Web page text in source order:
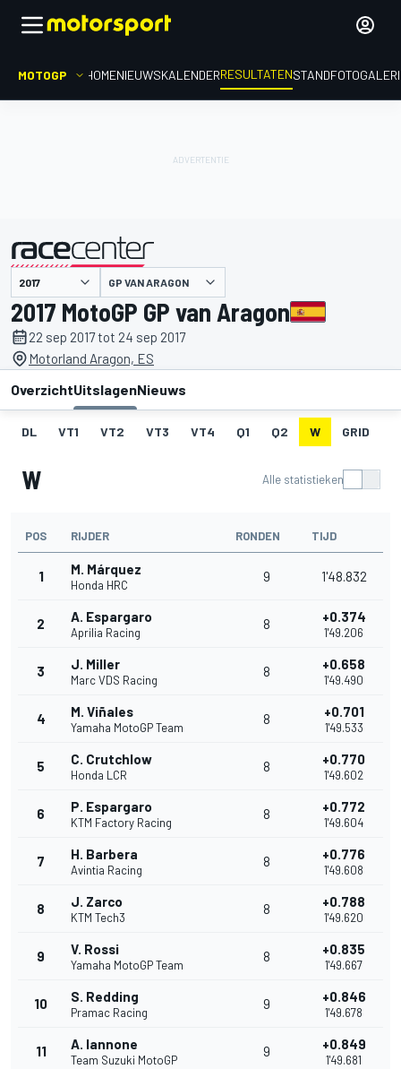
MOTOGP HOMENIEUWSKALENDERRESULTATENSTAND
gepresenteerd door GP VAN ARAGON
2017 MotoGP GP van Aragon
22 sep 2017 tot 24 sep 2017
Motorland Aragon, ES
OverzichtUitslagenNieuws
DL VT1 VT2 VT3 VT4 Q1 Q2 W GRID
W Alle statistieken
POS RIJDER RONDEN TIJD
1 M. Márquez
Honda HRC
9 1'48.832
2 A. Espargaro
Aprilia Racing
8 +0.374
1'49.206
3 J. Miller
Marc VDS Racing
8 +0.658
1'49.490
4 M. Viñales
Yamaha MotoGP Team
8 +0.701
1'49.533
5 C. Crutchlow
Honda LCR
8 +0.770
1'49.602
6 P. Espargaro
KTM Factory Racing
8 +0.772
1'49.604
7 H. Barbera
Avintia Racing
8 +0.776
1'49.608
8 J. Zarco
KTM Tech3
8 +0.788
1'49.620
9 V. Rossi
Yamaha MotoGP Team
8 +0.835
1'49.667
10 S. Redding
Pramac Racing
9 +0.846
1'49.678
11 A. Iannone
Team Suzuki MotoGP
9 +0.849
1'49.681